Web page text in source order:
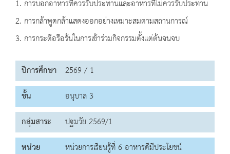
1. การบอกอาหารที่ควรรับประทานและอาหารที่ไม่ควรรับประทาน
2. การกล้าพูดกล้าแสดงออกอย่างเหมาะสมตามสถานการณ์
3. การกระตือรือร้นในการเข้าร่วมกิจกรรมตั้งแต่ต้นจนจบ
ปีการศึกษา 2569 / 1
ชั้น
อนุบาล 3
กลุ่มสาระ
ปฐมวัย 2569/1
หน่วย
หน่วยการเรียนรู้ที่ 6 อาหารดีมีประโยชน์